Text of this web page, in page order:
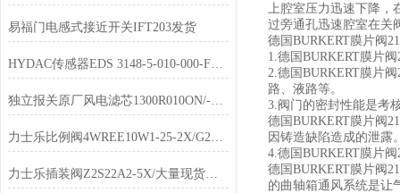
易福门电感式接近开关IFT203发货
HYDAC传感器EDS 3148-5-010-000-F1参数
独立报关原厂风电滤芯1300R010ON/-V-KB
力士乐比例阀4WREE10W1-25-2X/G24K31/F1/V代理
力士乐插装阀Z2S22A2-5X/大量现货库存
上腔室压力迅速下降，
过旁通孔迅速腔室在关
德国BURKERT膜片阀
1.德国BURKERT膜片
2.德国BURKERT膜片
路、液路等。
3.阀门的密封性能是考
德国BURKERT膜片阀
因铸造缺陷造成的泄露
4.德国BURKERT膜片
德国BURKERT膜片阀
的曲轴箱通风系统是让